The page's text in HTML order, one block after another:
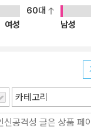
1. 본 교
5. JLPT N5 하프모의
프라인 일본어) 부문 1
60대
여성
남성
카테고리